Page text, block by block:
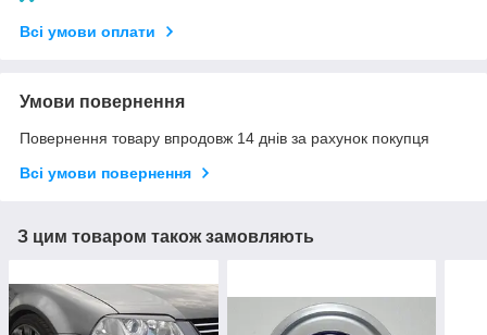
Всі умови оплати
Умови повернення
Повернення товару впродовж 14 днів за рахунок покупця
Всі умови повернення
З цим товаром також замовляють